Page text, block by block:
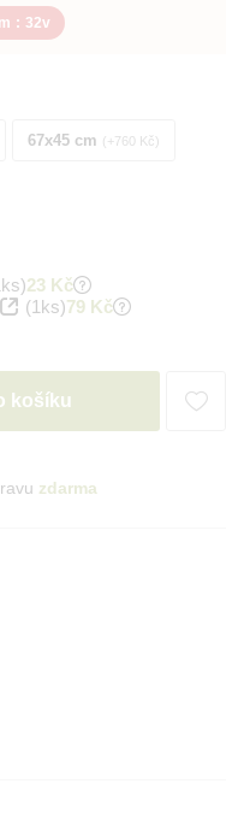
: 31v
67x45 cm +760 Kč
23 Kč
(1ks)79 Kč
košíku
zdarma